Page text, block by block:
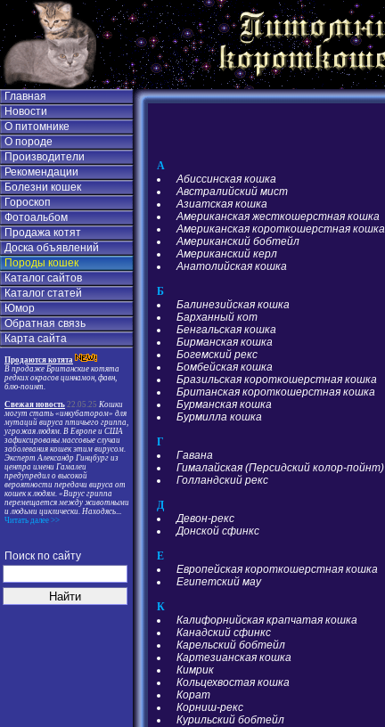
Главная
Новости
О питомнике
О породе
Производители
Рекомендации
Болезни кошек
Гороскоп
Фотоальбом
Продажа котят
Доска объявлений
Породы кошек
Каталог сайтов
Каталог статей
Юмор
Обратная связь
Карта сайта
Продаются котята
В продаже Британские котята
редких окрасов циннамон, фавн,
блю-поинт.
Свежая новость 22.05.25 Кошки
могут стать «инкубатором» для
мутаций вируса птичьего гриппа,
угрожая людям. В Европе и США
зафиксированы массовые случаи
заболевания кошек этим вирусом.
Эксперт Александр Гинцбург из
центра имени Гамалеи
предупредил о высокой
вероятности передачи вируса от
кошек к людям. «Вирус гриппа
перемещается между животными
и людьми циклически. Находясь...
Читать далее >>
Поиск по сайту
А
Абиссинская кошка
Австралийский мист
Азиатская кошка
Американская жесткошерстная кошка
Американская короткошерстная кошка
Американский бобтейл
Американский керл
Анатолийская кошка
Б
Балинезийская кошка
Барханный кот
Бенгальская кошка
Бирманская кошка
Богемский рекс
Бомбейская кошка
Бразильская короткошерстная кошка
Британская короткошерстная кошка
Бурманская кошка
Бурмилла кошка
Г
Гавана
Гималайская (Персидский колор-пойнт)
Голландский рекс
Д
Девон-рекс
Донской сфинкс
Е
Европейская короткошерстная кошка
Египетский мау
К
Калифорнийская крапчатая кошка
Канадский сфинкс
Карельский бобтейл
Картезианская кошка
Кимрик
Кольцехвостая кошка
Корат
Корниш-рекс
Курильский бобтейл